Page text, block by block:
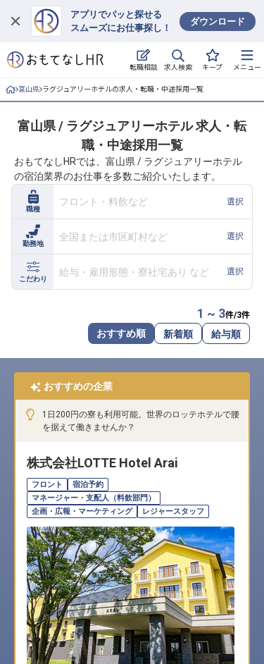
アプリでパッと探せる
スムーズにお仕事探し！
ダウンロード
転職相談 求人検索 キープ メニュー
ログイン
求人・施設を探す
就職・転職 合同説明会
おもてなしHRについて
ご利用の流れ
よくある質問
ホテル・宿泊業界情報コラム
転職サポートに申し込む
採用をお考えの企業様へ
富山県 ラグジュアリーホテルの求人・転職・中途採用一覧
富山県 / ラグジュアリーホテル 求人・転
職・中途採用一覧
おもてなしHRでは、富山県 / ラグジュアリーホテル
の宿泊業界のお仕事を多数ご紹介いたします。
職種
フロント・料飲など 選択
勤務地
全国または市区町村など 選択
こだわり
給与・雇用形態・寮社宅あり など 選択
1 ~ 3件/3件
おすすめ順 新着順 給与順
おすすめの企業
1日200円の寮も利用可能。世界のロッテホテルで腰
を据えて働きませんか？
株式会社LOTTE Hotel Arai
フロント
宿泊予約
マネージャー・支配人（料飲部門）
企画・広報・マーケティング
レジャースタッフ